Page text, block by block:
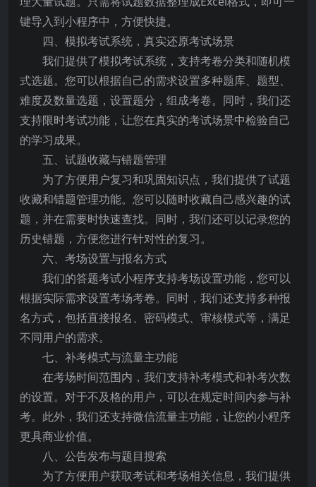
键导入到小程序中，方便快捷。
四、模拟考试系统，真实还原考试场景
我们提供了模拟考试系统，支持考卷分类和随机模
式选题。您可以根据自己的需求设置多种题库、题型、
难度及数量选题，设置题分，组成考卷。同时，我们还
支持限时考试功能，让您在真实的考试场景中检验自己
的学习成果。
五、试题收藏与错题管理
为了方便用户复习和巩固知识点，我们提供了试题
收藏和错题管理功能。您可以随时收藏自己感兴趣的试
题，并在需要时快速查找。同时，我们还可以记录您的
历史错题，方便您进行针对性的复习。
六、考场设置与报名方式
我们的答题考试小程序支持考场设置功能，您可以
根据实际需求设置考场考卷。同时，我们还支持多种报
名方式，包括直接报名、密码模式、审核模式等，满足
不同用户的需求。
七、补考模式与流量主功能
在考场时间范围内，我们支持补考模式和补考次数
的设置。对于不及格的用户，可以在规定时间内参与补
考。此外，我们还支持微信流量主功能，让您的小程序
更具商业价值。
八、公告发布与题目搜索
为了方便用户获取考试和考场相关信息，我们提供